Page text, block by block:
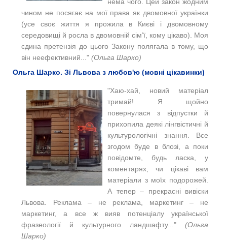
чином не посягає на мої права як двомовної українки
(усе своє життя я прожила в Києві і двомовному
середовищі й росла в двомовній сім’ї, кому цікаво). Моя
єдина претензія до цього Закону полягала в тому, що
він неефективний..." (Ольга Шарко)
Ольга Шарко. Зі Львова з любов'ю (мовні цікавинки)
"Хаю-хай, новий матеріал
тримай! Я щойно
повернулася з відпустки й
прихопила деякі лінгвістичні й
культурологічні знання. Все
згодом буде в блозі, а поки
повідомте, будь ласка, у
коментарях, чи цікаві вам
матеріали з моїх подорожей.
А тепер – прекрасні вивіски
Львова. Реклама – не реклама, маркетинг – не
маркетинг, а все ж вияв потенціалу української
фразеології й культурного ландшафту..." (Ольга
Шарко)